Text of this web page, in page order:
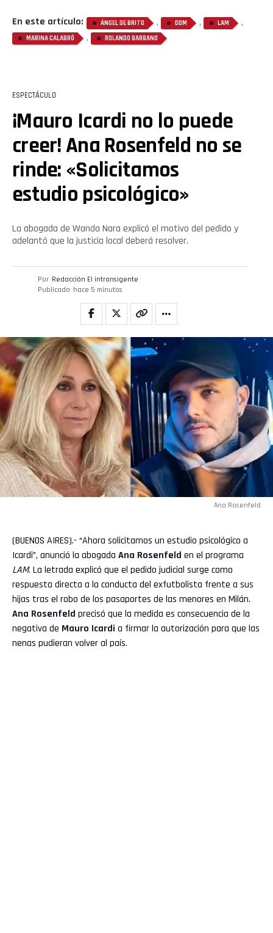
En este artículo: ÁNGEL DE BRITO , DDM , LAM ,
MARINA CALABRÓ , ROLANDO BARBANO
ESPECTÁCULO
¡Mauro Icardi no lo puede
creer! Ana Rosenfeld no se
rinde: «Solicitamos
estudio psicológico»
La abogada de Wanda Nara explicó el motivo del pedido y
adelantó que la justicia local deberá resolver.
Por Redacción El intransigente
Publicado hace 5 minutos
Ana Rosenfeld
(BUENOS AIRES).- “Ahora solicitamos un estudio psicológico a
Icardi”, anunció la abogada Ana Rosenfeld en el programa
LAM. La letrada explicó que el pedido judicial surge como
respuesta directa a la conducta del exfutbolista frente a sus
hijas tras el robo de los pasaportes de las menores en Milán.
Ana Rosenfeld precisó que la medida es consecuencia de la
negativa de Mauro Icardi a firmar la autorización para que las
nenas pudieran volver al país.